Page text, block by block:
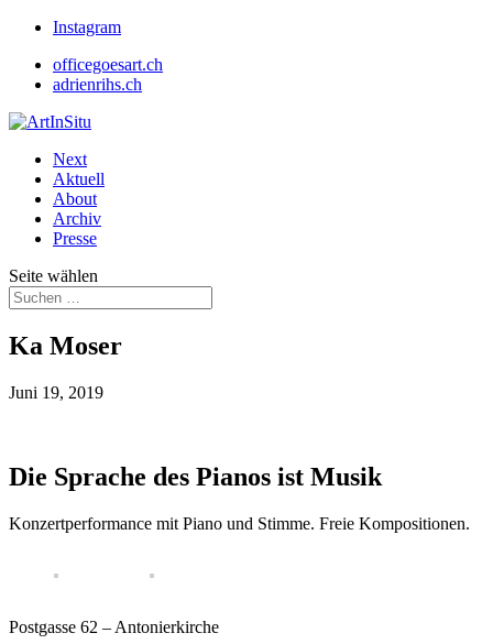
Instagram
officegoesart.ch
adrienrihs.ch
Next
Aktuell
About
Archiv
Presse
Seite wählen
Ka Moser
Juni 19, 2019
Die Sprache des Pianos ist Musik
Konzertperformance mit Piano und Stimme. Freie Kompositionen.
Postgasse 62 – Antonierkirche